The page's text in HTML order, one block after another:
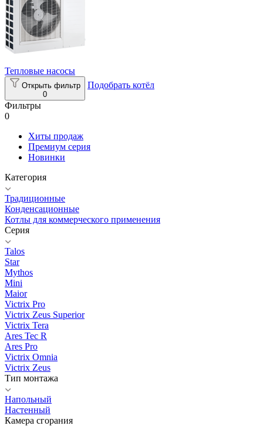
Тепловые насосы
Открыть фильтр
0
Подобрать котёл
Фильтры
0
Хиты продаж
Премиум серия
Новинки
Категория
Традиционные
Конденсационные
Котлы для коммерческого применения
Серия
Talos
Star
Mythos
Mini
Maior
Victrix Pro
Victrix Zeus Superior
Victrix Tera
Ares Tec R
Ares Pro
Victrix Omnia
Victrix Zeus
Тип монтажа
Напольный
Настенный
Камера сгорания